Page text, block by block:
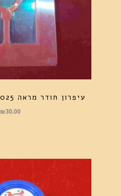
עיפרון חודר מראה 15025- מצורף סרטון
₪30.00